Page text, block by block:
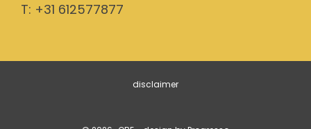
T: +31 612577877
disclaimer